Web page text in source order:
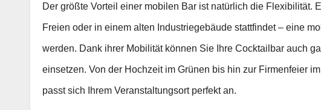
Der größte Vorteil einer mobilen Bar ist natürlich die Flexibilität.
Freien oder in einem alten Industriegebäude stattfindet – eine
werden. Dank ihrer Mobilität können Sie Ihre Cocktailbar auch
einsetzen. Von der Hochzeit im Grünen bis hin zur Firmenfeier
passt sich Ihrem Veranstaltungsort perfekt an.